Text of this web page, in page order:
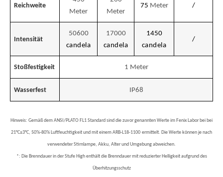
Reichweite
Meter
Meter
75 Meter /
Intensität
50600
candela
17000
candela
1450
candela
/
Stoßfestigkeit 1 Meter
Wasserfest IP68
Hinweis: Gemäß dem ANSI/PLATO FL1 Standard sind die zuvor genannten Werte im Fenix Labor bei bei
21°C±3°C, 50%-80% Luftfeuchtigkeit und mit einem ARB-L18-1100 ermittelt. Die Werte können je nach
verwendeter Stirnlampe, Akku, Alter und Umgebung abweichen.
*: Die Brenndauer in der Stufe High enthält die Brenndauer mit reduzierter Helligkeit aufgrund des
Überhitzungsschutz